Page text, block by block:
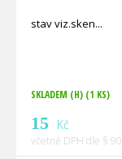
stav viz.sken
SKLADEM (H) (1 KS)
15 Kč
včetně DPH dle § 90